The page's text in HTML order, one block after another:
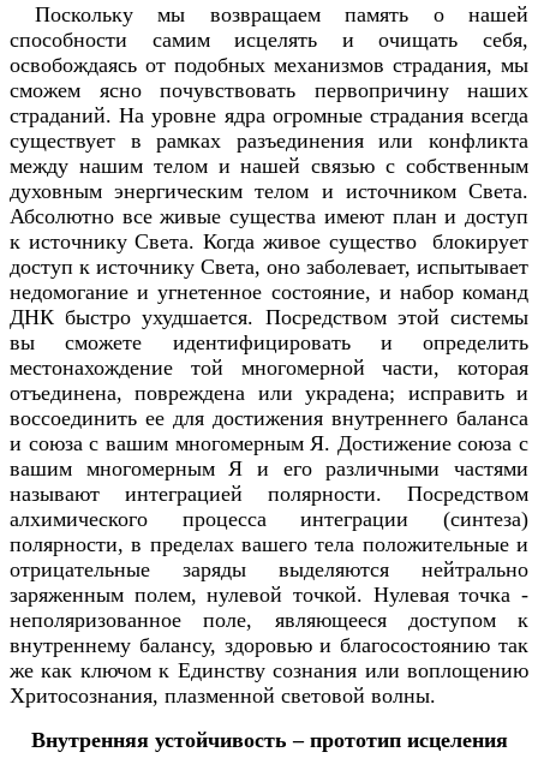
Поскольку мы возвращаем память о нашей
способности самим исцелять и очищать себя,
освобождаясь от подобных механизмов страдания, мы
сможем ясно почувствовать первопричину наших
страданий. На уровне ядра огромные страдания всегда
существует в рамках разъединения или конфликта
между нашим телом и нашей связью с собственным
духовным энергическим телом и источником Света.
Абсолютно все живые существа имеют план и доступ
к источнику Света. Когда живое существо блокирует
доступ к источнику Света, оно заболевает, испытывает
недомогание и угнетенное состояние, и набор команд
ДНК быстро ухудшается. Посредством этой системы
вы сможете идентифицировать и определить
местонахождение той многомерной части, которая
отъединена, повреждена или украдена; исправить и
воссоединить ее для достижения внутреннего баланса
и союза с вашим многомерным Я. Достижение союза с
вашим многомерным Я и его различными частями
называют интеграцией полярности. Посредством
алхимического процесса интеграции (синтеза)
полярности, в пределах вашего тела положительные и
отрицательные заряды выделяются нейтрально
заряженным полем, нулевой точкой. Нулевая точка -
неполяризованное поле, являющееся доступом к
внутреннему балансу, здоровью и благосостоянию так
же как ключом к Единству сознания или воплощению
Хритосознания, плазменной световой волны.
Внутренняя устойчивость – прототип исцеления